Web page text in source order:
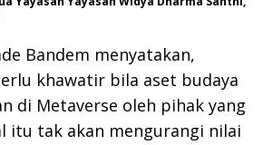
Bandem menyatakan,
khawatir bila aset budaya
di Metaverse oleh pihak yang
itu tak akan mengurangi nilai